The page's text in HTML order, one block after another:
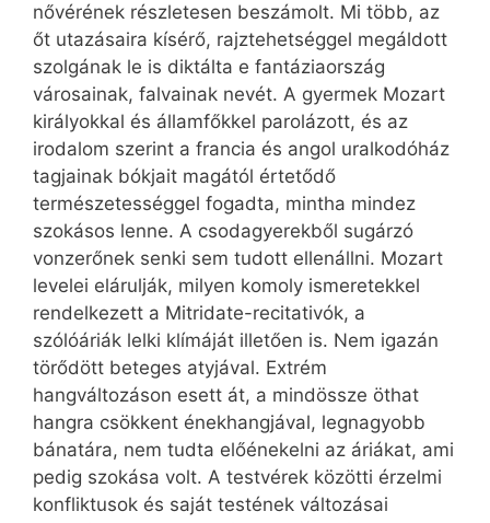
nővérének részletesen beszámolt. Mi több, az
őt utazásaira kísérő, rajztehetséggel megáldott
szolgának le is diktálta e fantáziaország
városainak, falvainak nevét. A gyermek Mozart
királyokkal és államfőkkel parolázott, és az
irodalom szerint a francia és angol uralkodóház
tagjainak bókjait magától értetődő
természetességgel fogadta, mintha mindez
szokásos lenne. A csodagyerekből sugárzó
vonzerőnek senki sem tudott ellenállni. Mozart
levelei elárulják, milyen komoly ismeretekkel
rendelkezett a Mitridate-recitativók, a
szólóáriák lelki klímáját illetően is. Nem igazán
törődött beteges atyjával. Extrém
hangváltozáson esett át, a mindössze öthat
hangra csökkent énekhangjával, legnagyobb
bánatára, nem tudta előénekelni az áriákat, ami
pedig szokása volt. A testvérek közötti érzelmi
konfliktusok és saját testének változásai